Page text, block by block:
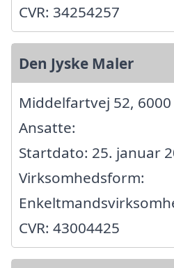
CVR: 34254257
Den Jyske Maler
Middelfartvej 52,
Ansatte:
Startdato: 25. januar
Virksomhedsform:
CVR: 43004425